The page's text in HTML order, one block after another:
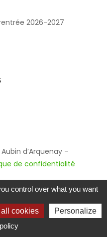
2026-2027
d’Arquenay –
de confidentialité
control over what you want
all cookies
Personalize